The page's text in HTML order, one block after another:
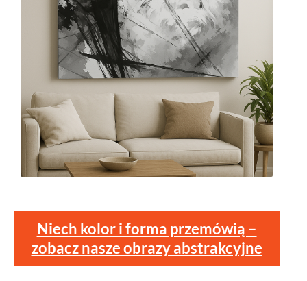
Niech kolor i forma przemówią –
zobacz nasze obrazy abstrakcyjne